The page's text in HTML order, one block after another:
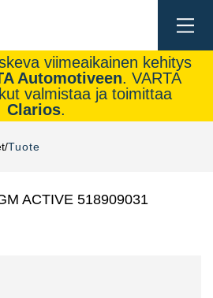
viimeaikainen kehitys
Automotiveen. VARTA
valmistaa ja toimittaa
Clarios.
Tuote
ACTIVE 518909031